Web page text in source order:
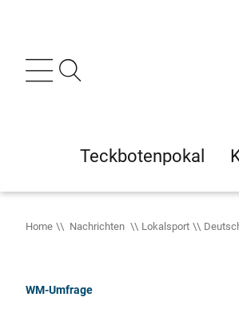
Teckbotenpokal
Home Nachrichten Lokalsport
WM-Umfrage